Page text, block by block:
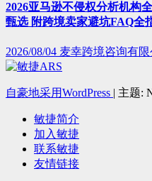
2026亚马逊不侵权分析机构
甄选 附跨境卖家避坑FAQ全
2026/08/04 麦幸跨境咨询有
自豪地采用WordPress | 主题:
敏捷简介
加入敏捷
联系敏捷
友情链接